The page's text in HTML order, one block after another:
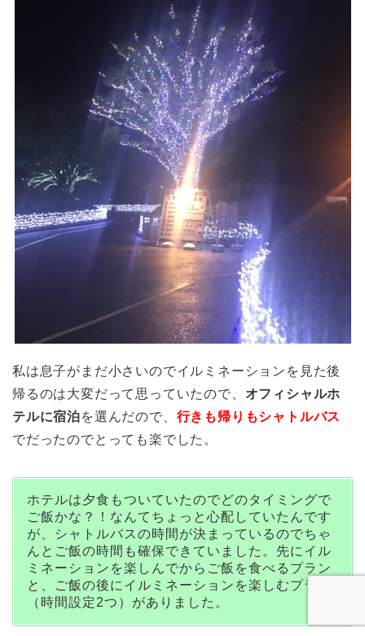
私は息子がまだ小さいのでイルミネーションを見た後
帰るのは大変だって思っていたので、 オフィシャルホ
テルに宿泊を選んだので、 行きも帰りもシャトルバス
でだったのでとっても楽でした。
ホテルは夕食もついていたのでどのタイミングで
ご飯かな？！なんてちょっと心配していたんです
が、シャトルバスの時間が決まっているのでちゃ
んとご飯の時間も確保できていました。先にイル
ミネーションを楽しんでからご飯を食べるプラン
と、ご飯の後にイルミネーションを楽しむプラン
（時間設定2つ）がありました。